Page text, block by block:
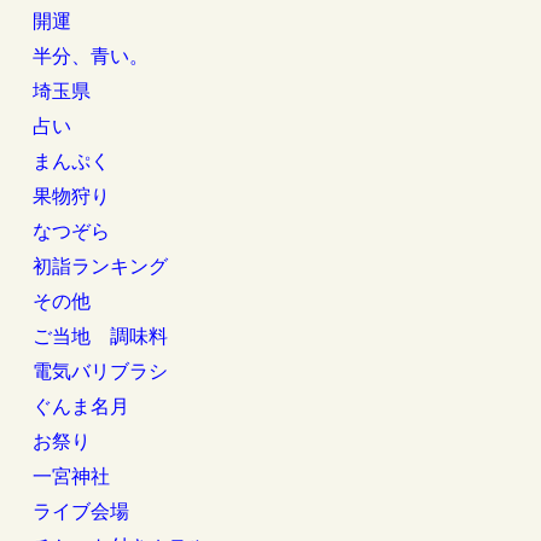
開運
半分、青い。
埼玉県
占い
まんぷく
果物狩り
なつぞら
初詣ランキング
その他
ご当地 調味料
電気バリブラシ
ぐんま名月
お祭り
一宮神社
ライブ会場